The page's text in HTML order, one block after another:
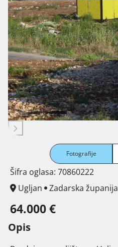
Fotografije
Šifra oglasa: 70860222
Ugljan
Zadarska županija
64.000 €
Opis